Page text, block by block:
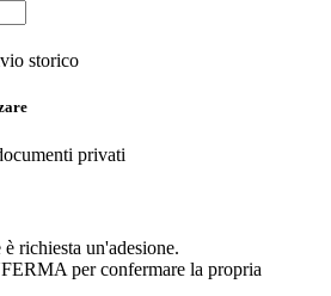
storico
privati
richiesta un'adesione.
per confermare la propria